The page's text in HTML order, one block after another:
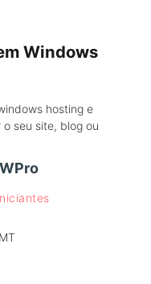
Windows
hosting e
seu site, blog ou
MT